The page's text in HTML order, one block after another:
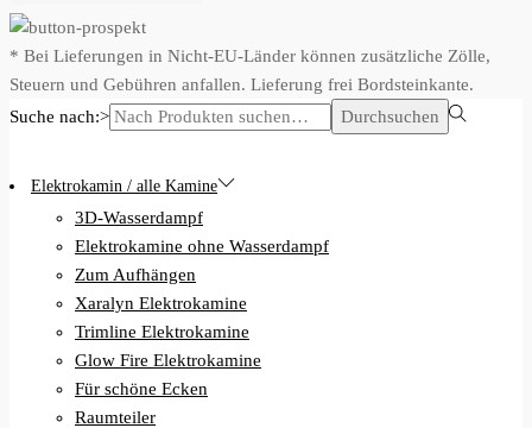
* Bei Lieferungen in Nicht-EU-Länder können zusätzliche Zölle,
Steuern und Gebühren anfallen. Lieferung frei Bordsteinkante.
Suche nach:>
Durchsuchen
Elektrokamin / alle Kamine
3D-Wasserdampf
Elektrokamine ohne Wasserdampf
Zum Aufhängen
Xaralyn Elektrokamine
Trimline Elektrokamine
Glow Fire Elektrokamine
Für schöne Ecken
Raumteiler